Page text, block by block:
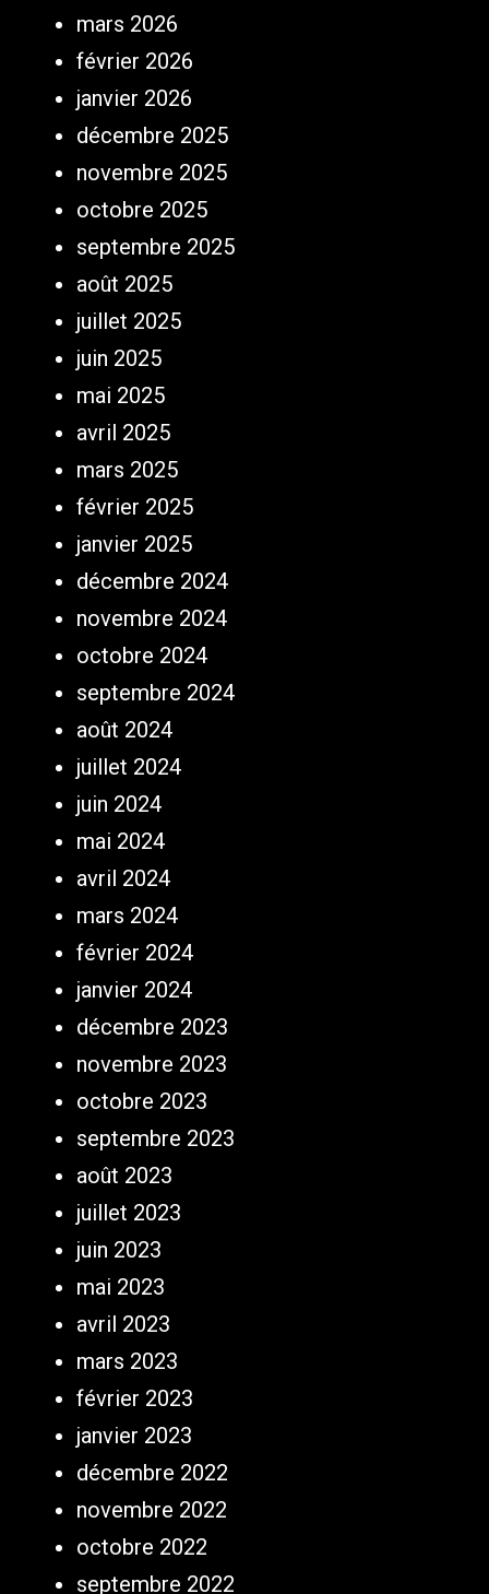
mars 2026
février 2026
janvier 2026
décembre 2025
novembre 2025
octobre 2025
septembre 2025
août 2025
juillet 2025
juin 2025
mai 2025
avril 2025
mars 2025
février 2025
janvier 2025
décembre 2024
novembre 2024
octobre 2024
septembre 2024
août 2024
juillet 2024
juin 2024
mai 2024
avril 2024
mars 2024
février 2024
janvier 2024
décembre 2023
novembre 2023
octobre 2023
septembre 2023
août 2023
juillet 2023
juin 2023
mai 2023
avril 2023
mars 2023
février 2023
janvier 2023
décembre 2022
novembre 2022
octobre 2022
septembre 2022